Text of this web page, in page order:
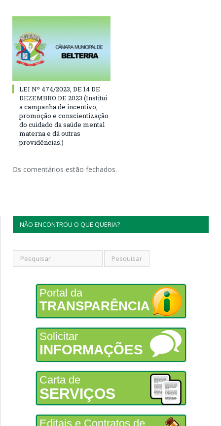
LEI Nº 474/2023, DE 14 DE
DEZEMBRO DE 2023 (Institui
a campanha de incentivo,
promoção e conscientização
do cuidado da saúde mental
materna e dá outras
providências.)
Os comentários estão fechados.
NÃO ENCONTROU O QUE QUERIA?
Portal da
TRANSPARÊNCIA
Solicitar
INFORMAÇÕES
Carta de
SERVIÇOS
Editais e Contratos de